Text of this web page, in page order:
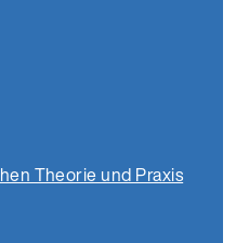
Theorie und Praxis